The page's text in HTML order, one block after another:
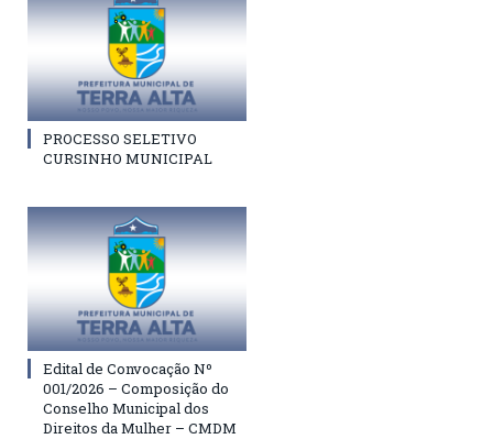
PROCESSO SELETIVO
CURSINHO MUNICIPAL
Edital de Convocação Nº
001/2026 – Composição do
Conselho Municipal dos
Direitos da Mulher – CMDM